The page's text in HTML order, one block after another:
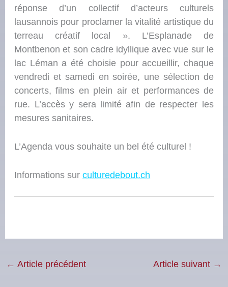
réponse d’un collectif d’acteurs culturels
lausannois pour proclamer la vitalité artistique du
terreau créatif local ». L’Esplanade de
Montbenon et son cadre idyllique avec vue sur le
lac Léman a été choisie pour accueillir, chaque
vendredi et samedi en soirée, une sélection de
concerts, films en plein air et performances de
rue. L’accès y sera limité afin de respecter les
mesures sanitaires.
L’Agenda vous souhaite un bel été culturel !
Informations surculturedebout.ch
← Article précédent Article suivant →